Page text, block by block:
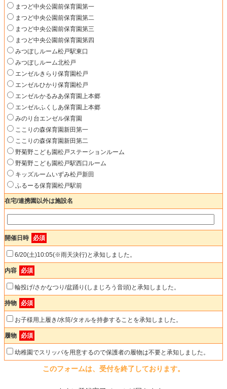
まつど中央公園前保育園第一
まつど中央公園前保育園第二
まつど中央公園前保育園第三
まつど中央公園前保育園第四
みつぼしルーム松戸駅東口
みつぼしルーム北松戸
エンゼルきらり保育園松戸
エンゼルひかり保育園松戸
エンゼルかるみあ保育園上本郷
エンゼルふくしあ保育園上本郷
みのり台エンゼル保育園
ここりの森保育園新田第一
ここりの森保育園新田第二
野菊野こども園松戸ステーションルーム
野菊野こども園松戸駅西口ルーム
キッズルームいずみ松戸新田
ふるーる保育園松戸駅前
在宅/連携園以外は施設名
開催日時 必須
6/20(土)10:05(※雨天決行)と承知しました。
内容 必須
輪投げ/さかなつり/盆踊り(しまじろう音頭)と承知しました。
持物 必須
お子様用上履き/水筒/タオルを持参することを承知しました。
履物 必須
幼稚園でスリッパを用意するので保護者の履物は不要と承知しました。
このフォームは、受付を終了しております。